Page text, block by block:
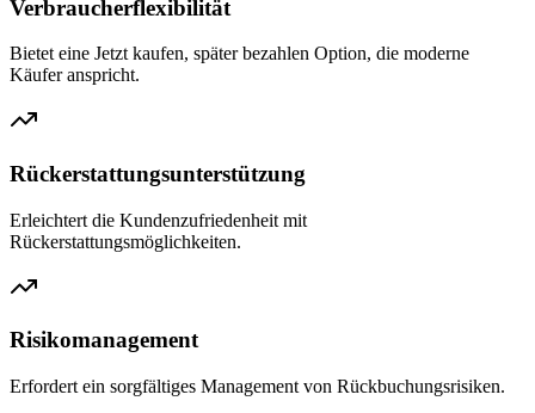
Verbraucherflexibilität
Bietet eine Jetzt kaufen, später bezahlen Option, die moderne
Käufer anspricht.
Rückerstattungsunterstützung
Erleichtert die Kundenzufriedenheit mit
Rückerstattungsmöglichkeiten.
Risikomanagement
Erfordert ein sorgfältiges Management von Rückbuchungsrisiken.